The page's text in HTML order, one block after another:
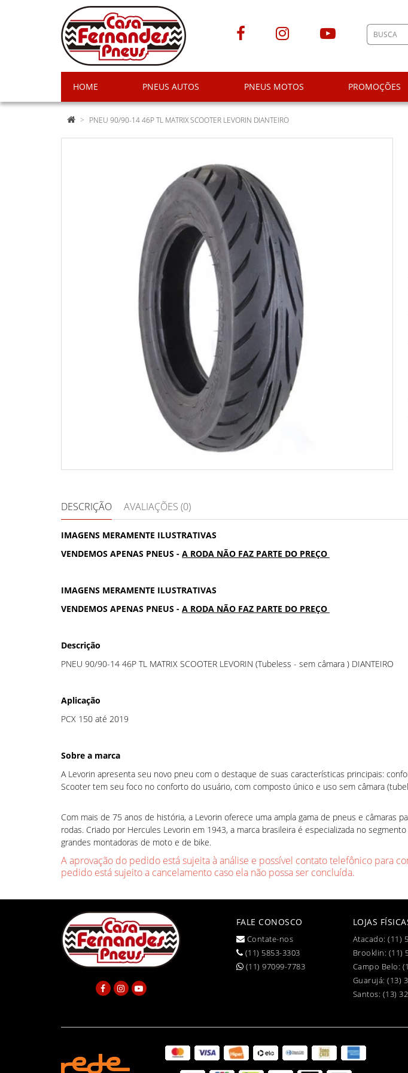
HOME PNEUS AUTOS PNEUS MOTOS PROMOÇÕES
PNEU 90/90-14 46P TL MATRIX SCOOTER LEVORIN DIANTEIRO
DESCRIÇÃO AVALIAÇÕES (0)
IMAGENS MERAMENTE ILUSTRATIVAS
VENDEMOS APENAS PNEUS - A RODA NÃO FAZ PARTE DO PREÇO
IMAGENS MERAMENTE ILUSTRATIVAS
VENDEMOS APENAS PNEUS - A RODA NÃO FAZ PARTE DO PREÇO
Descrição
PNEU 90/90-14 46P TL MATRIX SCOOTER LEVORIN (Tubeless - sem câmara ) DIANTEIRO
Aplicação
PCX 150 até 2019
Sobre a marca
A Levorin apresenta seu novo pneu com o destaque de suas características principais:
Scooter tem seu foco no conforto do usuário, com composto único e uso sem câmara
Com mais de 75 anos de história, a Levorin oferece uma ampla gama de pneus e
rodas. Criado por Hercules Levorin em 1943, a marca brasileira é especializada no
grandes montadoras de moto e de bike.
A aprovação do pedido está sujeita à análise e possível contato telefônico para
pedido está sujeito a cancelamento caso ela não possa ser concluída.
FALE CONOSCO
Contate-nos
(11) 5853-3303
(11) 97099-7783
LOJAS
Atacado: (11)
Brooklin: (11)
Campo Belo:
Guarujá: (13)
Santos: (13)